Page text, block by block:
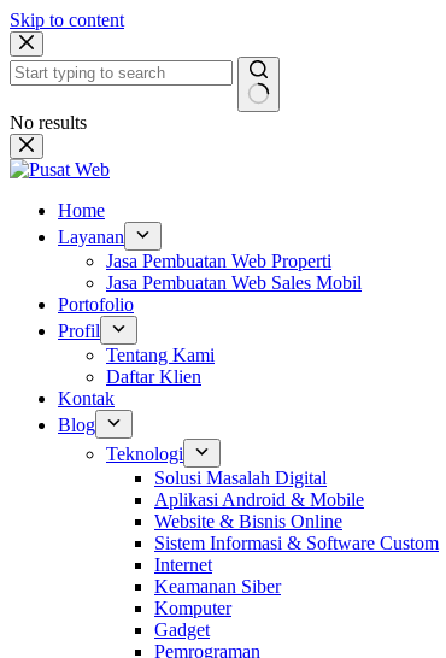
Skip to content
No results
Home
Layanan
Jasa Pembuatan Web Properti
Jasa Pembuatan Web Sales Mobil
Portofolio
Profil
Tentang Kami
Daftar Klien
Kontak
Blog
Teknologi
Solusi Masalah Digital
Aplikasi Android & Mobile
Website & Bisnis Online
Sistem Informasi & Software Custom
Internet
Keamanan Siber
Komputer
Gadget
Pemrograman